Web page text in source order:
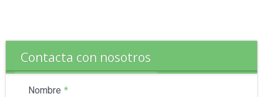
Contacta con nosotros
Nombre *